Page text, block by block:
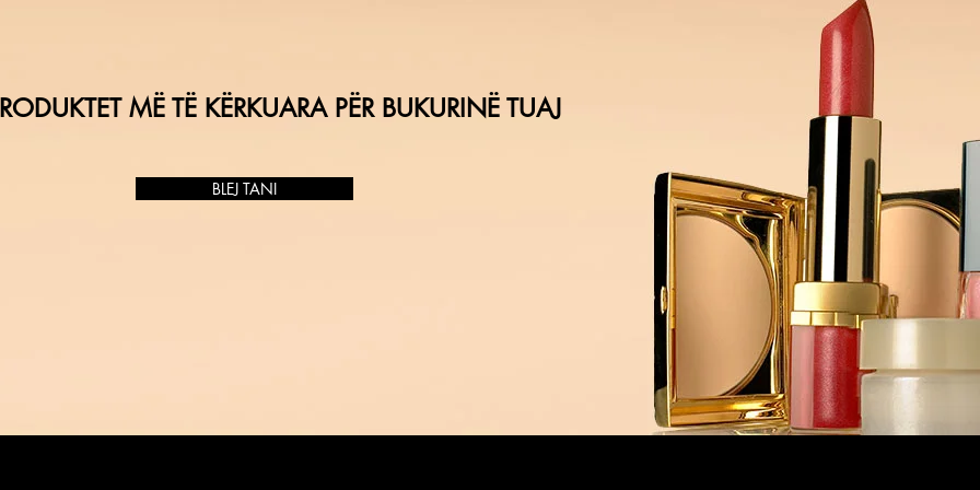
MË TË KËRKUARA PËR BUKURINË TUAJ
BLEJ TANI